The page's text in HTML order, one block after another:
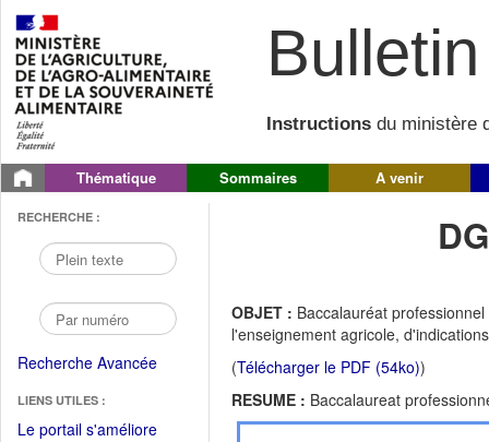
Instructions du ministère
Thématique Sommaires A venir
RECHERCHE :
Recherche Avancée
LIENS UTILES :
Le portail s'améliore(Fichier
OBJET : Baccalauréat
l'enseignement agricole,
(Télécharger le PDF (54ko))
RESUME : Baccalaureat